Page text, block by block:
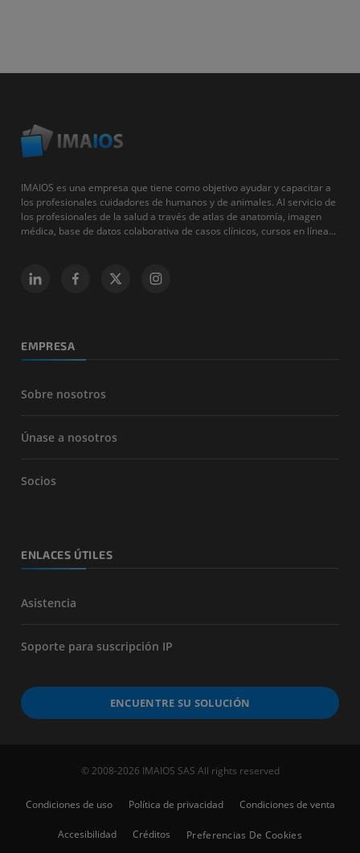
IMAIOS es una empresa que tiene como objetivo ayudar y capacitar a
los profesionales cuidadores de humanos y de animales. Al servicio de
los profesionales de la salud a través de atlas de anatomía, imagen
médica, base de datos colaborativa de casos clínicos, cursos en línea...
EMPRESA
Sobre nosotros
Únase a nosotros
Socios
ENLACES ÚTILES
Asistencia
Soporte para suscripción IP
ENCUENTRE SU SOLUCIÓN
© 2008-2026 IMAIOS SAS All rights reserved
Condiciones de uso Política de privacidad Condiciones de venta
Accesibilidad Créditos Preferencias De Cookies